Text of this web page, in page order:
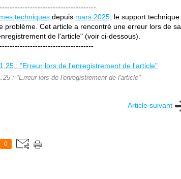
techniquesdepuis mars 2025, le support technique
problème. Cet article a rencontré une erreur lors de sa
de l'article" (voir ci-dessous).
: "Erreur lors de l'enregistrement de l'article"
Article suivant
0